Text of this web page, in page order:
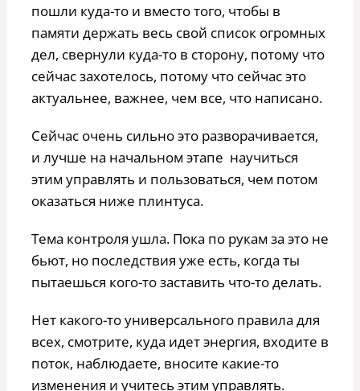
пошли куда-то и вместо того, чтобы в
памяти держать весь свой список огромных
дел, свернули куда-то в сторону, потому что
сейчас захотелось, потому что сейчас это
актуальнее, важнее, чем все, что написано.
Сейчас очень сильно это разворачивается,
и лучше на начальном этапе научиться
этим управлять и пользоваться, чем потом
оказаться ниже плинтуса.
Тема контроля ушла. Пока по рукам за это не
бьют, но последствия уже есть, когда ты
пытаешься кого-то заставить что-то делать.
Нет какого-то универсального правила для
всех, смотрите, куда идет энергия, входите в
поток, наблюдаете, вносите какие-то
изменения и учитесь этим управлять.